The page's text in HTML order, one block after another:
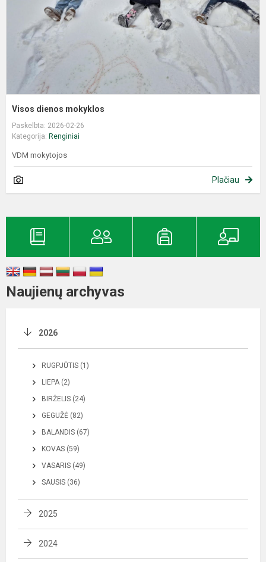
Visos dienos mokyklos
Paskelbta: 2026-02-26
Kategorija: Renginiai
VDM mokytojos
Plačiau
Naujienų archyvas
2026
RUGPJŪTIS (1)
LIEPA (2)
BIRŽELIS (24)
GEGUŽĖ (82)
BALANDIS (67)
KOVAS (59)
VASARIS (49)
SAUSIS (36)
2025
2024